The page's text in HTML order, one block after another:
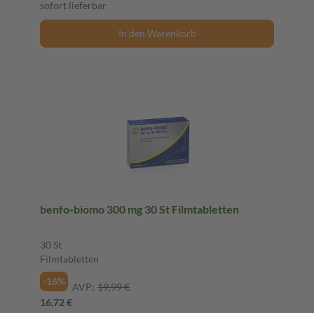
sofort lieferbar
In den Warenkorb
benfo-biomo 300 mg 30 St Filmtabletten
30 St
Filmtabletten
-16%
AVP: 19,99 €
16,72 €